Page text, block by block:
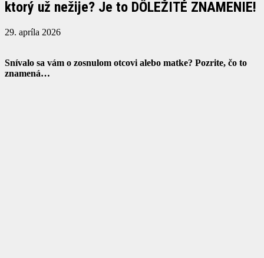
ktorý už nežije? Je to DÔLEŽITÉ ZNAMENIE!
29. apríla 2026
Snívalo sa vám o zosnulom otcovi alebo matke? Pozrite, čo to
znamená…